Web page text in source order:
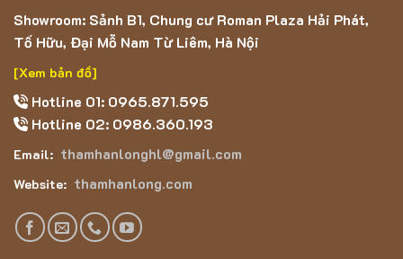
Showroom: Sảnh B1, Chung cư Roman Plaza Hải Phát,
Tố Hữu, Đại Mỗ Nam Từ Liêm, Hà Nội
[Xem bản đồ]
Hotline 01: 0965.871.595
Hotline 02: 0986.360.193
Email: thamhanlonghl@gmail.com
Website: thamhanlong.com